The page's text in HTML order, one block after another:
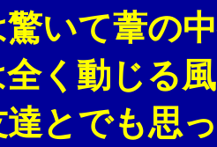
いて葦の
動じる風
とでも思